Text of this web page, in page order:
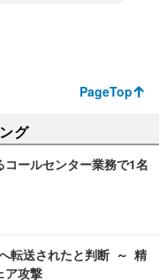
PageTop
グ
コールセンター業務で1名
転送されたと判断 ～ 精
ア攻撃